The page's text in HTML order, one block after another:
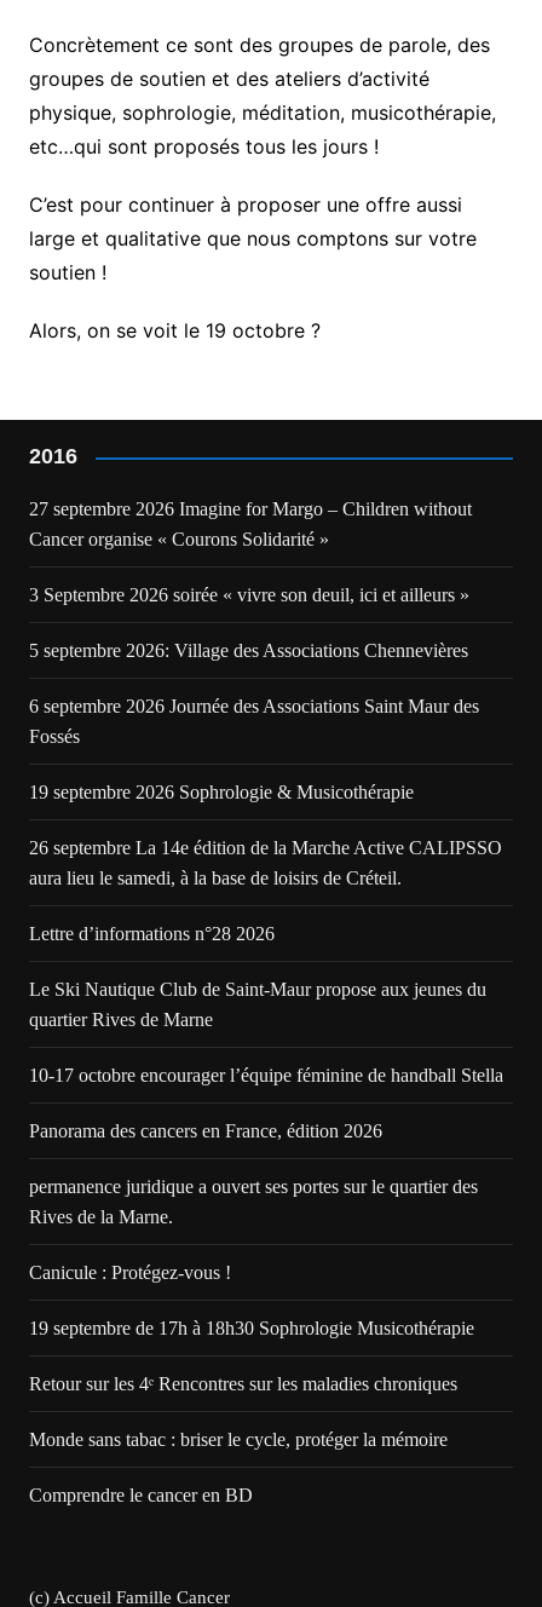
Concrètement ce sont des groupes de parole, des
groupes de soutien et des ateliers d’activité
physique, sophrologie, méditation, musicothérapie,
etc…qui sont proposés tous les jours !
C’est pour continuer à proposer une offre aussi
large et qualitative que nous comptons sur votre
soutien !
Alors, on se voit le 19 octobre ?
2016
27 septembre 2026 Imagine for Margo – Children without
Cancer organise « Courons Solidarité »
3 Septembre 2026 soirée « vivre son deuil, ici et ailleurs »
5 septembre 2026: Village des Associations Chennevières
6 septembre 2026 Journée des Associations Saint Maur des
Fossés
19 septembre 2026 Sophrologie & Musicothérapie
26 septembre La 14e édition de la Marche Active CALIPSSO
aura lieu le samedi, à la base de loisirs de Créteil.
Lettre d’informations n°28 2026
Le Ski Nautique Club de Saint-Maur propose aux jeunes du
quartier Rives de Marne
10-17 octobre encourager l’équipe féminine de handball Stella
Panorama des cancers en France, édition 2026
permanence juridique a ouvert ses portes sur le quartier des
Rives de la Marne.
Canicule : Protégez-vous !
19 septembre de 17h à 18h30 Sophrologie Musicothérapie
Retour sur les 4ᵉ Rencontres sur les maladies chroniques
Monde sans tabac : briser le cycle, protéger la mémoire
Comprendre le cancer en BD
(c) Accueil Famille Cancer